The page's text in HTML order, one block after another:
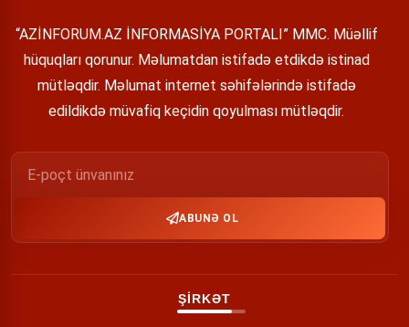
“AZİNFORUM.AZ İNFORMASİYA PORTALI” MMC. Müəllif
hüquqları qorunur. Məlumatdan istifadə etdikdə istinad
mütləqdir. Məlumat internet səhifələrində istifadə
edildikdə müvafiq keçidin qoyulması mütləqdir.
ABUNƏ OL
ŞİRKƏT